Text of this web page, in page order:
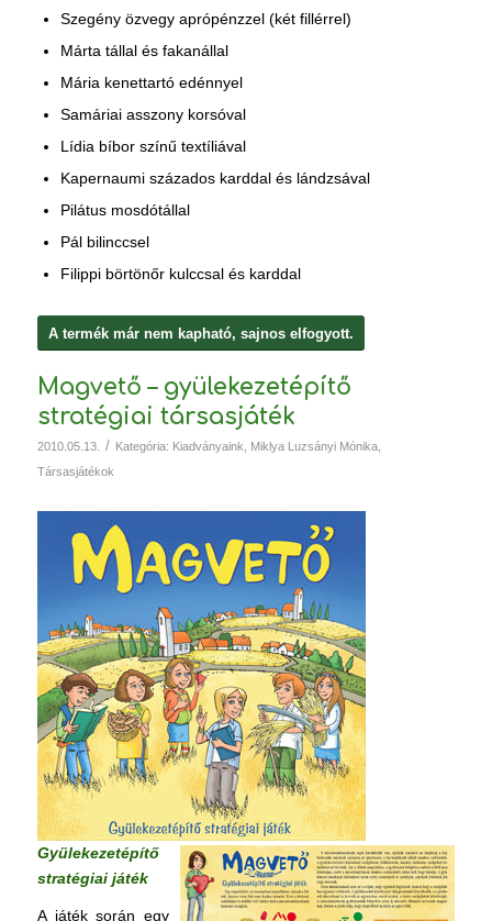
Szegény özvegy aprópénzzel (két fillérrel)
Márta tállal és fakanállal
Mária kenettartó edénnyel
Samáriai asszony korsóval
Lídia bíbor színű textíliával
Kapernaumi százados karddal és lándzsával
Pilátus mosdótállal
Pál bilinccsel
Filippi börtönőr kulccsal és karddal
A termék már nem kapható, sajnos elfogyott.
Magvető – gyülekezetépítő
stratégiai társasjáték
2010.05.13. / Kategória: Kiadványaink Miklya Luzsányi Mónika,
Társasjátékok
Gyülekezetépítő
stratégiai játék
A játék során egy